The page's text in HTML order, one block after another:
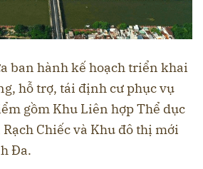
ban hành kế hoạch triển khai
hỗ trợ, tái định cư phục vụ
gồm Khu Liên hợp Thể dục
Chiếc và Khu đô thị mới
Đa.